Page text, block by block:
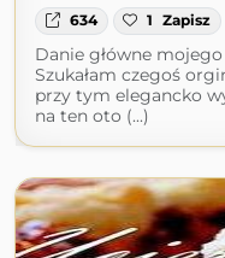
634 1 Zapisz
Danie główne
Szukałam czegoś
przy tym elegancko
na ten oto (...)